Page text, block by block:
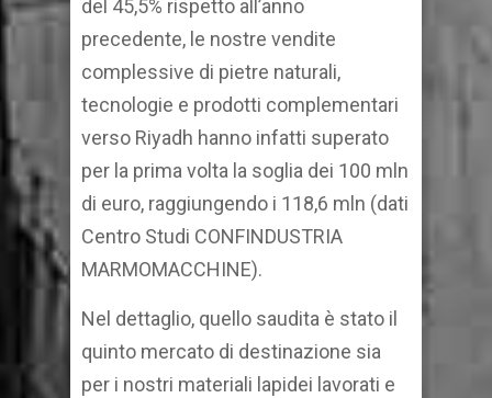
del 45,5% rispetto all’anno
precedente, le nostre vendite
complessive di pietre naturali,
tecnologie e prodotti complementari
verso Riyadh hanno infatti superato
per la prima volta la soglia dei 100 mln
di euro, raggiungendo i 118,6 mln (dati
Centro Studi CONFINDUSTRIA
MARMOMACCHINE).
Nel dettaglio, quello saudita è stato il
quinto mercato di destinazione sia
per i nostri materiali lapidei lavorati e